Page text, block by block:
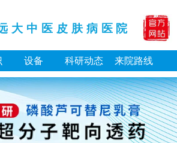
大中医皮肤病医院
设备 科研动态 来院路线